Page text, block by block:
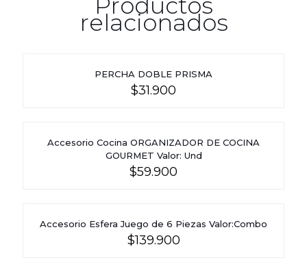
relacionados
PERCHA DOBLE PRISMA
$31.900
Accesorio Cocina ORGANIZADOR DE COCINA
GOURMET Valor: Und
$59.900
Accesorio Esfera Juego de 6 Piezas Valor:Combo
$139.900